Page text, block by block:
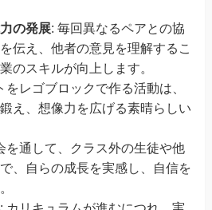
の発展: 毎回異なるペアとの協
伝え、他者の意見を理解するこ
のスキルが向上します。
をレゴブロックで作る活動は、
え、想像力を広げる素晴らしい
を通して、クラス外の生徒や他
、自らの成長を実感し、自信を